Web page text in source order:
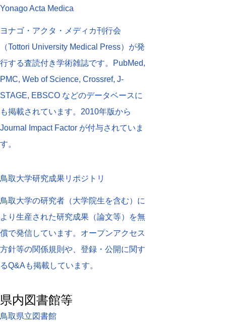
Yonago Acta Medica
ヨナゴ・アクタ・メディカ刊行会
（Tottori University Medical Press）が発
行する査読付き学術雑誌です。PubMed,
PMC, Web of Science, Crossref, J-
STAGE, EBSCO などのデータベースに
も掲載されています。2010年版から
Journal Impact Factor が付与されていま
す。
鳥取大学研究成果リポジトリ
鳥取大学の研究者（大学院生を含む）に
より生産された研究成果（論文等）を無
償で発信しています。オープンアクセス
方針等の関係規則や、登録・公開に関す
るQ&Aも掲載しています。
県内図書館等
鳥取県立図書館